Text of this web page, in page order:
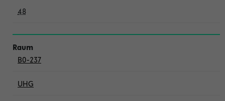
48
B0-237
UHG